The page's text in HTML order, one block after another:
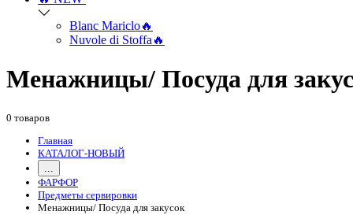
Blanc Mariclo🔥
Nuvole di Stoffa🔥
Менажницы/ Посуда для
0 товаров
Главная
КАТАЛОГ-НОВЫЙ
...
ФАРФОР
Предметы сервировки
Менажницы/ Посуда для закусок